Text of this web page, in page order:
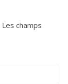
Les champs